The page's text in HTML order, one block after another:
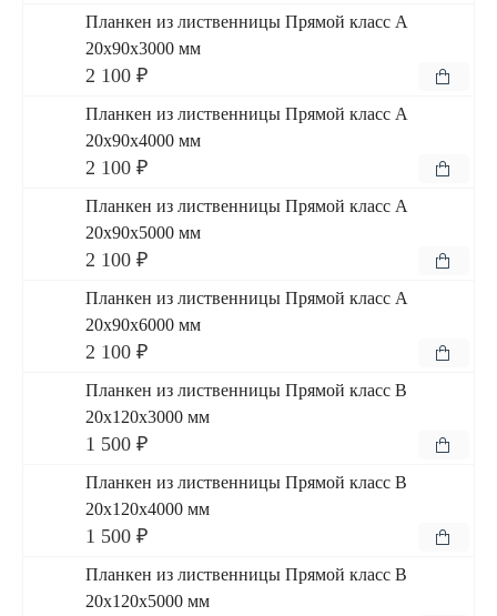
Планкен из лиственницы Прямой класс А
20x90x3000 мм
2 100 ₽
Планкен из лиственницы Прямой класс А
20x90x4000 мм
2 100 ₽
Планкен из лиственницы Прямой класс А
20x90x5000 мм
2 100 ₽
Планкен из лиственницы Прямой класс А
20x90x6000 мм
2 100 ₽
Планкен из лиственницы Прямой класс В
20x120x3000 мм
1 500 ₽
Планкен из лиственницы Прямой класс В
20x120x4000 мм
1 500 ₽
Планкен из лиственницы Прямой класс В
20x120x5000 мм